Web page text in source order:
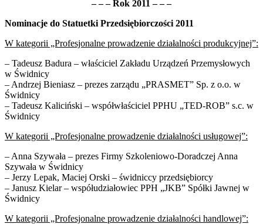
– – – Rok 2011 – – –
Nominacje do Statuetki Przedsiębiorczości 2011
W kategorii „Profesjonalne prowadzenie działalności produkcyjnej”:
– Tadeusz Badura – właściciel Zakładu Urządzeń Przemysłowych
w Świdnicy
– Andrzej Bieniasz – prezes zarządu „PRASMET” Sp. z o.o. w
Świdnicy
– Tadeusz Kaliciński – współwłaściciel PPHU „TED-ROB” s.c. w
Świdnicy
W kategorii „Profesjonalne prowadzenie działalności usługowej”:
– Anna Szywała – prezes Firmy Szkoleniowo-Doradczej Anna
Szywała w Świdnicy
– Jerzy Lepak, Maciej Orski – świdniccy przedsiębiorcy
– Janusz Kielar – współudziałowiec PPH „JKB” Spółki Jawnej w
Świdnicy
W kategorii „Profesjonalne prowadzenie działalności handlowej”: